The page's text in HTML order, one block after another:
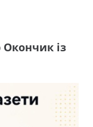
Окончик із